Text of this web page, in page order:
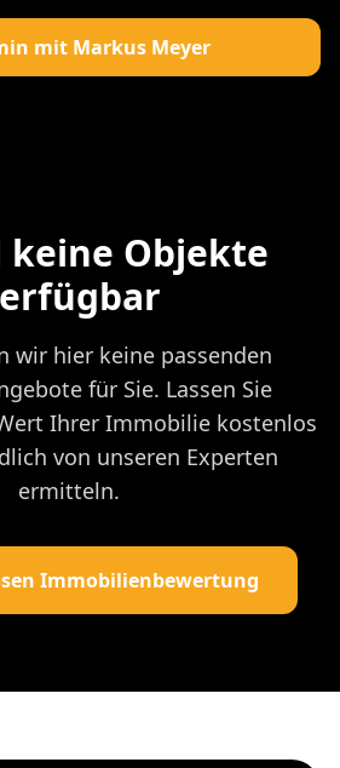
mit Markus Meyer
Objekte
wir hier keine passenden
für Sie. Lassen Sie
Ihrer Immobilie kostenlos
von unseren Experten
ermitteln.
Immobilienbewertung